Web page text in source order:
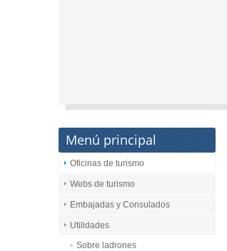
Menú principal
Oficinas de turismo
Webs de turismo
Embajadas y Consulados
Utilidades
Sobre ladrones